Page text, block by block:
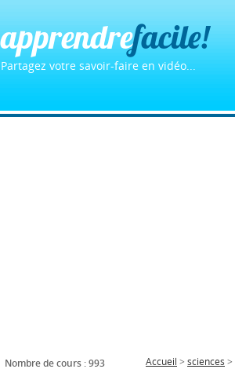
apprendrefacile!
Partagez votre savoir-faire en vidéo...
Nombre de cours : 993
Accueil > sciences >